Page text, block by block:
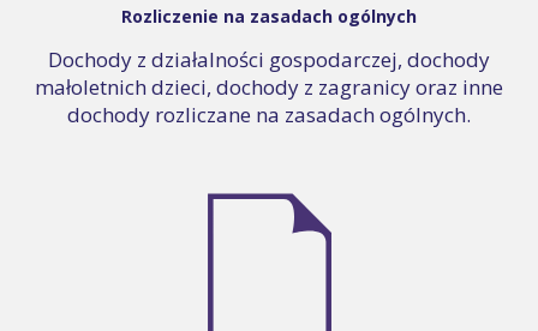
Rozliczenie na zasadach ogólnych
Dochody z działalności gospodarczej, dochody
małoletnich dzieci, dochody z zagranicy oraz inne
dochody rozliczane na zasadach ogólnych.